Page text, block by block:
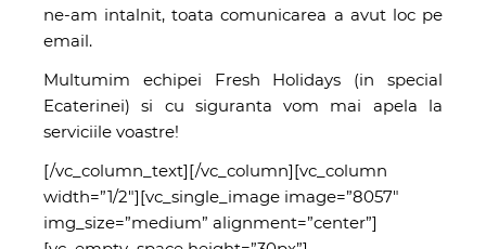
ne-am intalnit, toata comunicarea a avut loc pe
email.
Multumim echipei Fresh Holidays (in special
Ecaterinei) si cu siguranta vom mai apela la
serviciile voastre!
[/vc_column_text][/vc_column][vc_column
width=”1/2″][vc_single_image image=”8057″
img_size=”medium” alignment=”center”]